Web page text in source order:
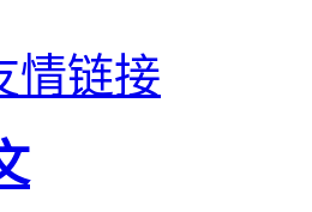
情链接